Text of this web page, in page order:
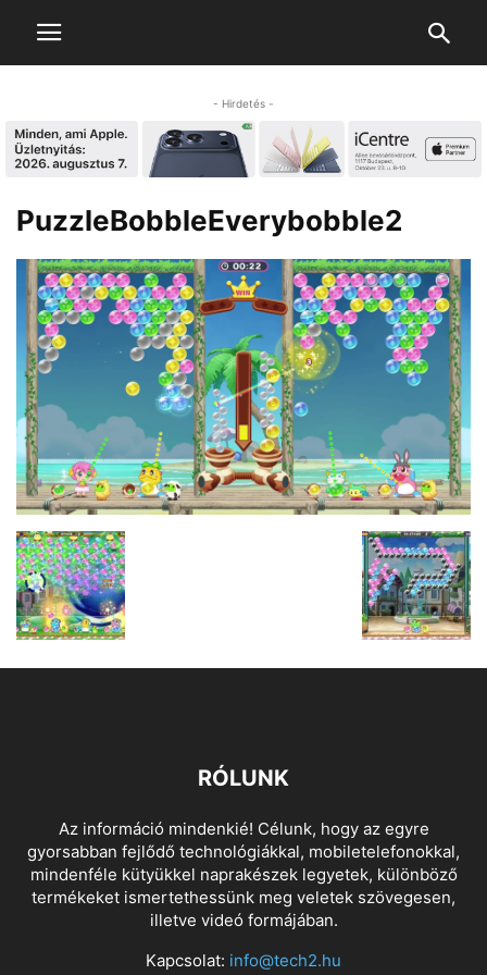
- Hirdetés -
PuzzleBobbleEverybobble2
RÓLUNK
Az információ mindenkié! Célunk, hogy az egyre
gyorsabban fejlődő technológiákkal, mobiletelefonokkal,
mindenféle kütyükkel naprakészek legyetek, különböző
termékeket ismertethessünk meg veletek szövegesen,
illetve videó formájában.
Kapcsolat: info@tech2.hu